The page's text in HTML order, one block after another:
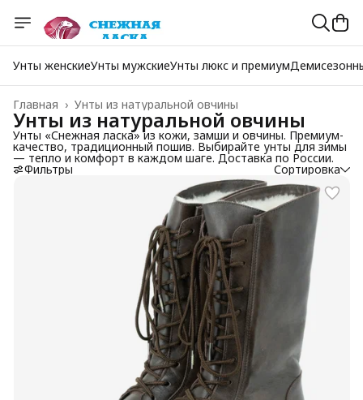
Унты женскиеУнты мужскиеУнты люкс и премиум
Унты из натуральной овчины
Главная ›
Унты из натуральной овчины
Унты «Снежная ласка» из кожи, замши и овчины. Премиум-
качество, традиционный пошив. Выбирайте унты для зимы
— тепло и комфорт в каждом шаге. Доставка по России.
Фильтры Сортировка